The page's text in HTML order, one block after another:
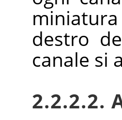
destro
canale si
2.2.2.2.